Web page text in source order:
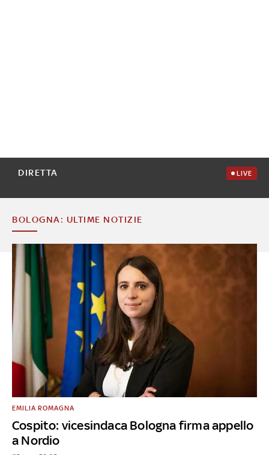
DIRETTA LIVE
BOLOGNA: ULTIME NOTIZIE
Cospito: vicesindaca Bologna firma appello
a Nordio
EMILIA ROMAGNA